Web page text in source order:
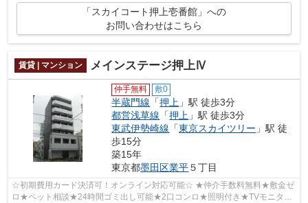
「スカイコート押上壱番館」への
お問い合わせはこちら
賃貸 | マンション メインステージ押上Ⅳ
仲手無料 敷0
半蔵門線 「押上 」駅 徒歩3分
都営浅草線 「押上 」駅 徒歩3分
東武伊勢崎線 「東京スカイツリー 」駅 徒
歩15分
築15年
東京都墨田区業平５丁目
☆初期費用カード決済可！オンライン対応可能☆ ★仲介手数料無料★敷金ゼ
ロ★ペット相談★24時間ゴミ出し可能★2口コンロ★照明付き★TVモニター